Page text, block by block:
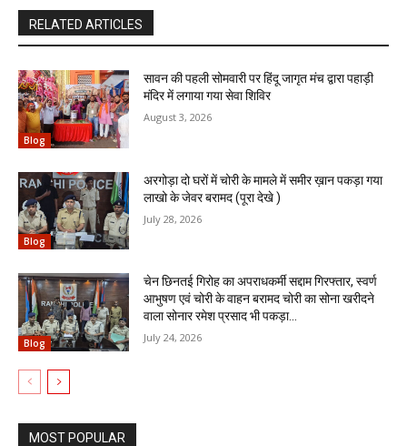
RELATED ARTICLES
Blog
सावन की पहली सोमवारी पर हिंदू जागृत मंच द्वारा पहाड़ी
मंदिर में लगाया गया सेवा शिविर
August 3, 2026
Blog
अरगोड़ा दो घरों में चोरी के मामले में समीर ख़ान पकड़ा गया
लाखो के जेवर बरामद (पूरा देखे )
July 28, 2026
Blog
चेन छिनतई गिरोह का अपराधकर्मी सद्दाम गिरफ्तार, स्वर्ण
आभुषण एवं चोरी के वाहन बरामद चोरी का सोना खरीदने
वाला सोनार रमेश प्रसाद भी पकड़ा...
July 24, 2026
MOST POPULAR